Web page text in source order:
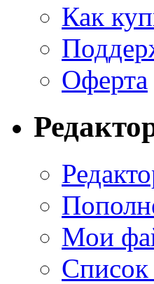
Как
Оферта
Мои